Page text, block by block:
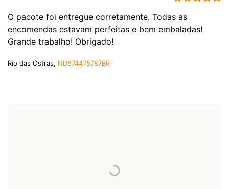
O pacote foi entregue corretamente. Todas as
encomendas estavam perfeitas e bem embaladas!
Grande trabalho! Obrigado!
Rio das Ostras, ND674475787BR